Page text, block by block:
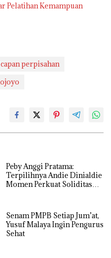
Pelatihan Kemampuan
perpisahan
Peby Anggi Pratama:
Terpilihnya Andie Dinialdie
Momen Perkuat Soliditas
Senam PMPB Setiap Jum’at,
Yusuf Malaya Ingin Pengurus
Sehat